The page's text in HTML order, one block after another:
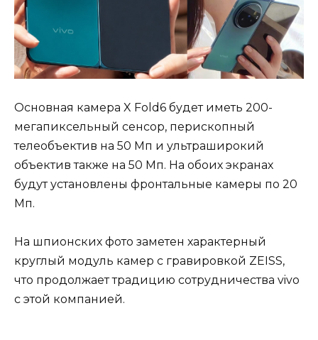
Основная камера X Fold6 будет иметь 200-
мегапиксельный сенсор, перископный
телеобъектив на 50 Мп и ультраширокий
объектив также на 50 Мп. На обоих экранах
будут установлены фронтальные камеры по 20
Мп.
На шпионских фото заметен характерный
круглый модуль камер с гравировкой ZEISS,
что продолжает традицию сотрудничества vivo
с этой компанией.